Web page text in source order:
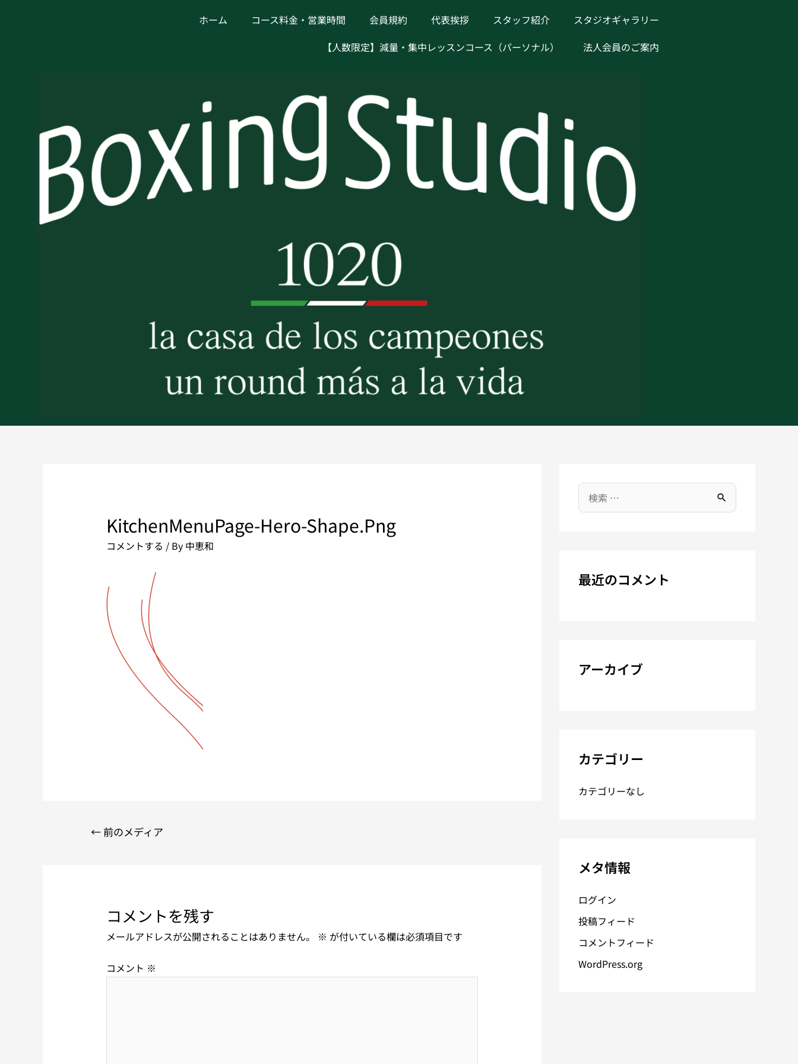
ホーム コース料金・営業時間 会員規約 代表挨拶 スタッフ紹介
スタジオギャラリー
【人数限定】減量・集中レッスンコース（パーソナル）
法人会員のご案内
KitchenMenuPage-Hero-Shape.png
コメントする / By 中恵和
←前のメディア
コメントを残す
メールアドレスが公開されることはありません。 ※ が付いている欄は必須項目です
コメント ※
最近のコメント
アーカイブ
カテゴリー
カテゴリーなし
メタ情報
ログイン
投稿フィード
コメントフィード
WordPress.org